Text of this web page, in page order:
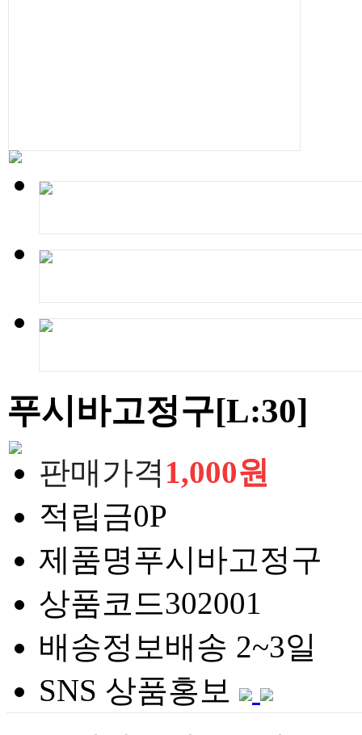
푸시바고정구[L:30]
판매가격 1,000원
적립금0P
제품명푸시바고정구
상품코드302001
배송정보배송 2~3일
SNS 상품홍보